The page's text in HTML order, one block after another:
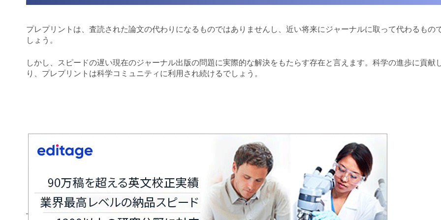
プレプリントは、査読された論文の代わりになるものではありませんし、近い将来にジャーナルに取って代わるもの
しょう。
しかし、スピードの遅い現在のジャーナル出版の問題に実際的な解決をもたらす存在と言えます。科学の進歩に貢献
り、プレプリントは科学コミュニティに利用され続けるでしょう。